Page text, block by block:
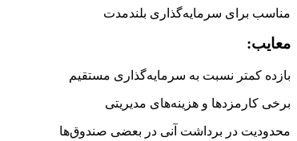
مناسب برای سرمایه‌گذاری بلندمدت
معایب:
بازده کمتر نسبت به سرمایه‌گذاری مستقیم
برخی کارمزدها و هزینه‌های مدیریتی
محدودیت در برداشت آنی در بعضی صندوق‌ها